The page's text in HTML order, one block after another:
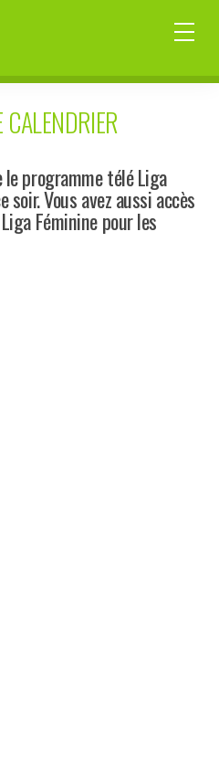
CALENDRIER
programme télé Liga
Vous avez aussi accès
Féminine pour les